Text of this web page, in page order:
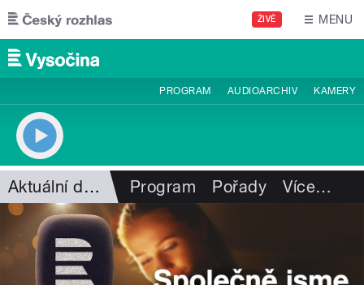
Přejít k hlavnímu obsahu
ŽIVĚ MENU
PROGRAM AUDIOARCHIV KAMERY
Aktuální dění Program Pořady Více…